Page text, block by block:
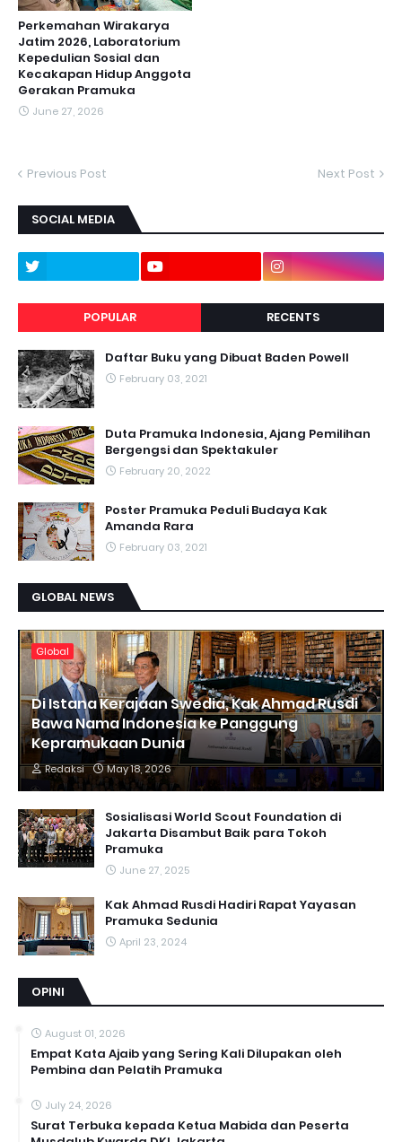
Perkemahan Wirakarya
Jatim 2026, Laboratorium
Kepedulian Sosial dan
Kecakapan Hidup Anggota
Gerakan Pramuka
June 27, 2026
Previous Post Next Post
SOCIAL MEDIA
POPULAR RECENTS
Daftar Buku yang Dibuat Baden Powell
February 03, 2021
Duta Pramuka Indonesia, Ajang Pemilihan
Bergengsi dan Spektakuler
February 20, 2022
Poster Pramuka Peduli Budaya Kak
Amanda Rara
February 03, 2021
GLOBAL NEWS
Global
Di Istana Kerajaan Swedia, Kak Ahmad Rusdi
Bawa Nama Indonesia ke Panggung
Kepramukaan Dunia
Redaksi May 18, 2026
Sosialisasi World Scout Foundation di
Jakarta Disambut Baik para Tokoh
Pramuka
June 27, 2025
Kak Ahmad Rusdi Hadiri Rapat Yayasan
Pramuka Sedunia
April 23, 2024
OPINI
August 01, 2026
Empat Kata Ajaib yang Sering Kali Dilupakan oleh
Pembina dan Pelatih Pramuka
July 24, 2026
Surat Terbuka kepada Ketua Mabida dan Peserta